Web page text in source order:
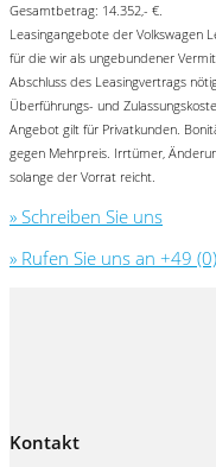
Gesamtbetrag: 14.352,- €.
Leasingangebote der Volkswagen
für die wir als ungebundener
Abschluss des Leasingvertrags
Überführungs- und
Angebot gilt für Privatkunden.
gegen Mehrpreis. Irrtümer,
solange der Vorrat reicht.
» Schreiben Sie uns
» Rufen Sie uns an +49
Kontakt